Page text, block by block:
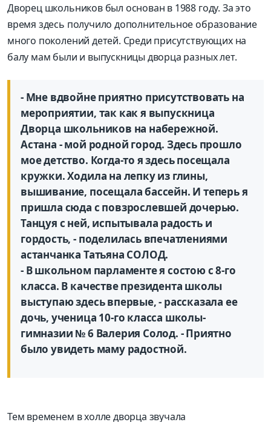
Дворец школьников был основан в 1988 году. За это
время здесь получило дополнительное образование
много поколений детей. Среди присутствующих на
балу мам были и выпускницы дворца разных лет.
- Мне вдвойне приятно присутствовать на
мероприятии, так как я выпускница
Дворца школьников на набережной.
Астана - мой родной город. Здесь прошло
мое детство. Когда-то я здесь посещала
кружки. Ходила на лепку из глины,
вышивание, посещала бассейн. И теперь я
пришла сюда с повзрослевшей дочерью.
Танцуя с ней, испытывала радость и
гордость, - поделилась впечатлениями
астанчанка Татьяна СОЛОД.
- В школьном парламенте я состою с 8-го
класса. В качестве президента школы
выступаю здесь впервые, - рассказала ее
дочь, ученица 10-го класса школы-
гимназии № 6 Валерия Солод. - Приятно
было увидеть маму радостной.
Тем временем в холле дворца звучала